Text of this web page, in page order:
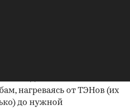
нагреваясь от ТЭНов (их
до нужной